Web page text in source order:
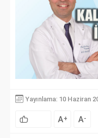
Yayınlama: 10 Haziran
A+ A-